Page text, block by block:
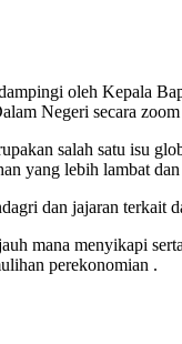
oleh Kepala
Negeri secara
salah satu isu
yang lebih lambat
dan jajaran
mana menyikapi
perekonomian .